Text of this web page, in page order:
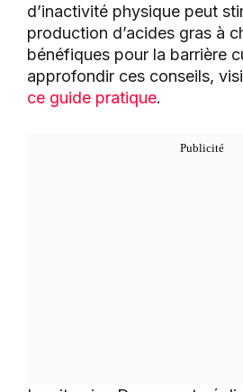
d’inactivité physique peut
production d’acides gras à
bénéfiques pour la barrière
approfondir ces conseils,
ce guide pratique.